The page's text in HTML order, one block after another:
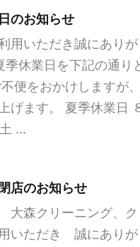
のお知らせ
用いただき誠にありが
季休業日を下記の通り
便をおかけしますが
げます。 夏季休業日
...
店のお知らせ
森クリーニング、ク
いただき 誠にありが